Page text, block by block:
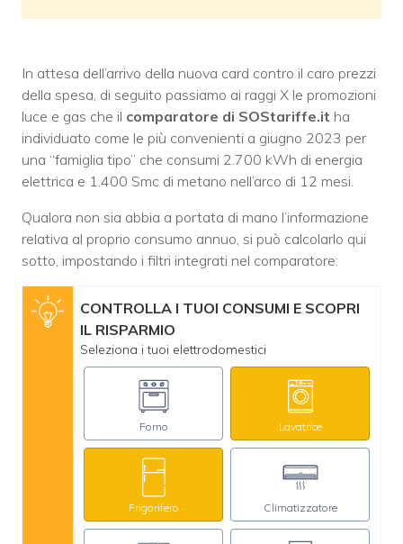
In attesa dell’arrivo della nuova card contro il caro prezzi
della spesa, di seguito passiamo ai raggi X le promozioni
luce e gas che il comparatore di SOStariffe.it ha
individuato come le più convenienti a giugno 2023 per
una “famiglia tipo” che consumi 2.700 kWh di energia
elettrica e 1.400 Smc di metano nell’arco di 12 mesi.
Qualora non sia abbia a portata di mano l’informazione
relativa al proprio consumo annuo, si può calcolarlo qui
sotto, impostando i filtri integrati nel comparatore:
CONTROLLA I TUOI CONSUMI E SCOPRI
IL RISPARMIO
Seleziona i tuoi elettrodomestici
Forno Lavatrice
Frigorifero Climatizzatore